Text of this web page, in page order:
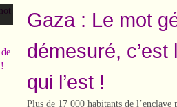
Gaza : Le mot
démesuré,
qui l’est !
Plus de 17 000 habitants de l’enclave